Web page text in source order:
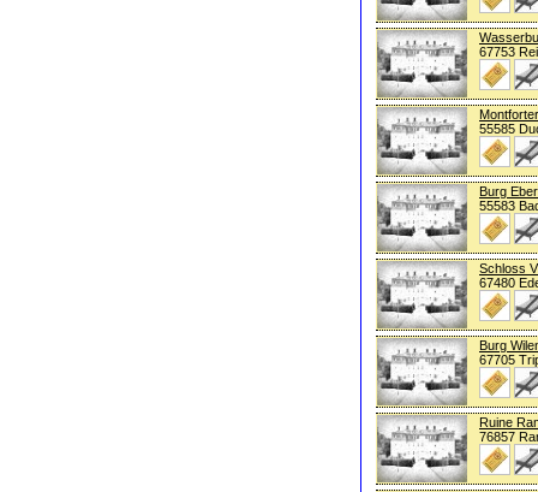
67753
55585
Burg
55583
Schloss
67480
Burg
67705
Ruine
76857